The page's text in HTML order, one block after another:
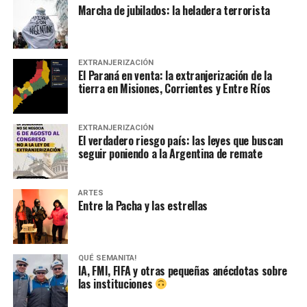
Marcha de jubilados: la heladera terrorista
EXTRANJERIZACIÓN
El Paraná en venta: la extranjerización de la
tierra en Misiones, Corrientes y Entre Ríos
EXTRANJERIZACIÓN
El verdadero riesgo país: las leyes que buscan
seguir poniendo a la Argentina de remate
ARTES
Entre la Pacha y las estrellas
QUÉ SEMANITA!
IA, FMI, FIFA y otras pequeñas anécdotas sobre
las instituciones